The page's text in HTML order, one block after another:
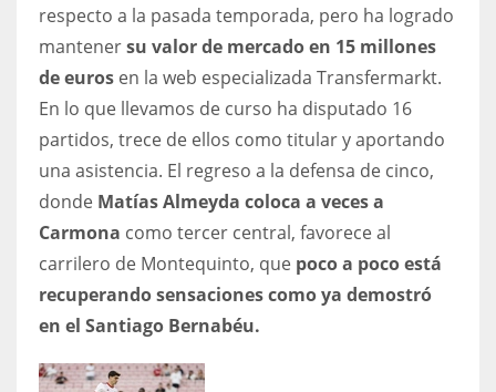
respecto a la pasada temporada, pero ha logrado
mantenersu valor de mercado en 15 millones
de euros en la web especializada Transfermarkt.
En lo que llevamos de curso ha disputado 16
partidos, trece de ellos como titular y aportando
una asistencia. El regreso a la defensa de cinco,
donde Matías Almeyda coloca a veces a
Carmona como tercer central, favorece al
carrilero de Montequinto, que poco a poco está
recuperando sensaciones como ya demostró
en el Santiago Bernabéu.